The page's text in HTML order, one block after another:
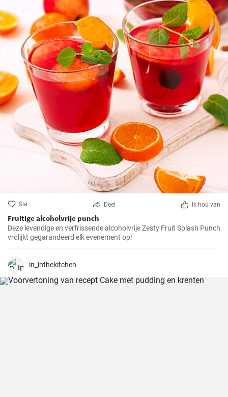
Sla Deel Ik hou van
Fruitige alcoholvrije punch
Deze levendige en verfrissende alcoholvrije Zesty Fruit Splash Punch
vrolijkt gegarandeerd elk evenement op!
in_inthekitchen